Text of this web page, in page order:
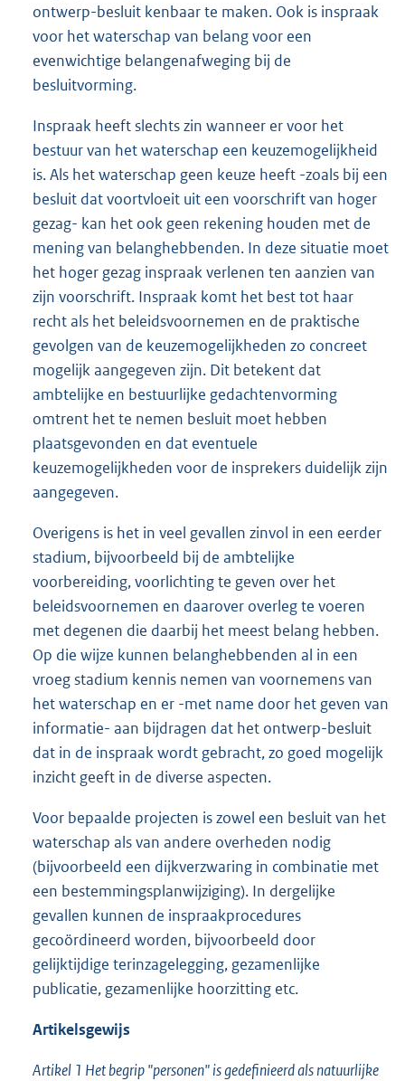
ontwerp-besluit kenbaar te maken. Ook is inspraak
voor het waterschap van belang voor een
evenwichtige belangenafweging bij de
besluitvorming.
Inspraak heeft slechts zin wanneer er voor het
bestuur van het waterschap een keuzemogelijkheid
is. Als het waterschap geen keuze heeft -zoals bij een
besluit dat voortvloeit uit een voorschrift van hoger
gezag- kan het ook geen rekening houden met de
mening van belanghebbenden. In deze situatie moet
het hoger gezag inspraak verlenen ten aanzien van
zijn voorschrift. Inspraak komt het best tot haar
recht als het beleidsvoornemen en de praktische
gevolgen van de keuzemogelijkheden zo concreet
mogelijk aangegeven zijn. Dit betekent dat
ambtelijke en bestuurlijke gedachtenvorming
omtrent het te nemen besluit moet hebben
plaatsgevonden en dat eventuele
keuzemogelijkheden voor de insprekers duidelijk zijn
aangegeven.
Overigens is het in veel gevallen zinvol in een eerder
stadium, bijvoorbeeld bij de ambtelijke
voorbereiding, voorlichting te geven over het
beleidsvoornemen en daarover overleg te voeren
met degenen die daarbij het meest belang hebben.
Op die wijze kunnen belanghebbenden al in een
vroeg stadium kennis nemen van voornemens van
het waterschap en er -met name door het geven van
informatie- aan bijdragen dat het ontwerp-besluit
dat in de inspraak wordt gebracht, zo goed mogelijk
inzicht geeft in de diverse aspecten.
Voor bepaalde projecten is zowel een besluit van het
waterschap als van andere overheden nodig
(bijvoorbeeld een dijkverzwaring in combinatie met
een bestemmingsplanwijziging). In dergelijke
gevallen kunnen de inspraakprocedures
gecoördineerd worden, bijvoorbeeld door
gelijktijdige terinzagelegging, gezamenlijke
publicatie, gezamenlijke hoorzitting etc.
Artikelsgewijs
Artikel 1 Het begrip "personen" is gedefinieerd als natuurlijke